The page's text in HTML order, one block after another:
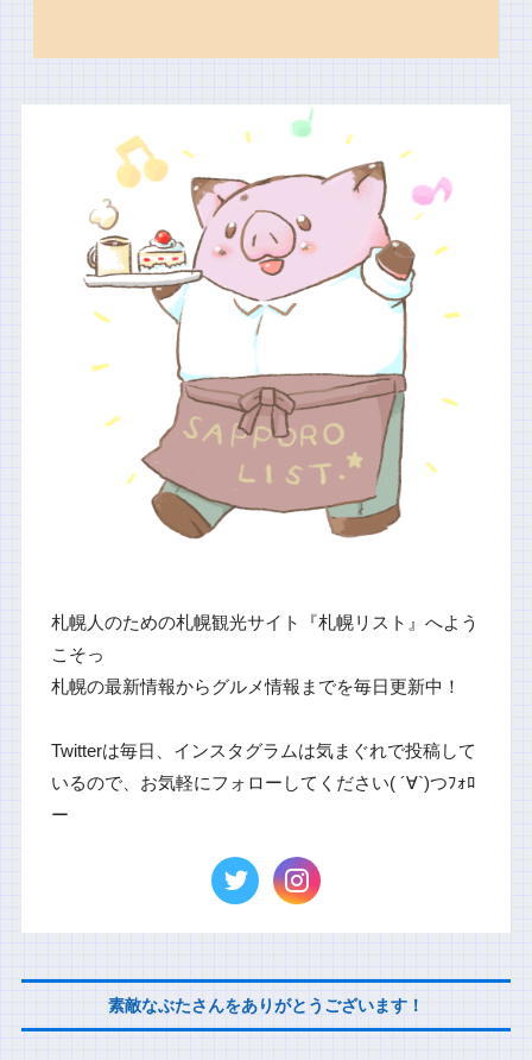
札幌人のための札幌観光サイト『札幌リスト』へよう
こそっ
札幌の最新情報からグルメ情報までを毎日更新中！
Twitterは毎日、インスタグラムは気まぐれで投稿して
いるので、お気軽にフォローしてください( ´∀`)つﾌｫﾛ
ー
素敵なぶたさんをありがとうございます！